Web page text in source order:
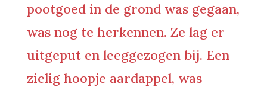
pootgoed in de grond was gegaan,
was nog te herkennen. Ze lag er
uitgeput en leeggezogen bij. Een
zielig hoopje aardappel, was